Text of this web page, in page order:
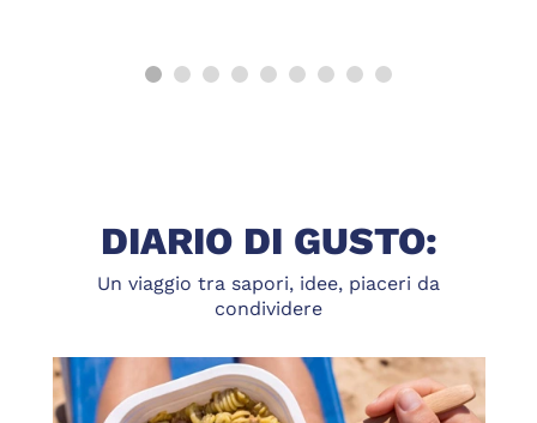
DIARIO DI GUSTO:
Un viaggio tra sapori, idee, piaceri da
condividere